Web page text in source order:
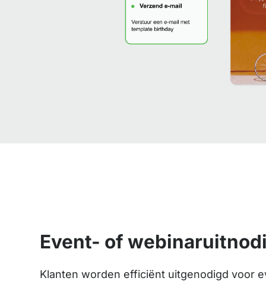
Event- of
Klanten worden efficiënt uitgenodigd voor